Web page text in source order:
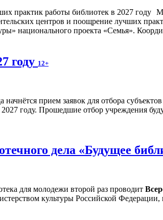
центров и поощрение лучших
национального проекта «Семья».
году 12+
начнётся прием заявок для отбора
году. Прошедшие отбор учреждения
дела «Будущее
для молодежи второй раз проводит
культуры Российской